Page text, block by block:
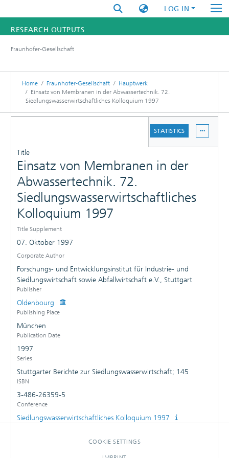
LOG IN
RESEARCH OUTPUTS
RESEARCHERS
INSTITUTES
Fraunhofer-Gesellschaft
Home Fraunhofer-Gesellschaft
Hauptwerk
Einsatz von Membranen in der Abwassertechnik. 72.
Siedlungswasserwirtschaftliches Kolloquium 1997
STATISTICS
Title
Einsatz von Membranen in der
Abwassertechnik. 72.
Siedlungswasserwirtschaftliches
Kolloquium 1997
Title Supplement
07. Oktober 1997
Corporate Author
Forschungs- und Entwicklungsinstitut für Industrie- und
Siedlungswirtschaft sowie Abfallwirtschaft e.V., Stuttgart
Publisher
Oldenbourg
Publishing Place
München
Publication Date
1997
Series
Stuttgarter Berichte zur Siedlungswasserwirtschaft; 145
ISBN
3-486-26359-5
Conference
Siedlungswasserwirtschaftliches Kolloquium 1997
COOKIE SETTINGS